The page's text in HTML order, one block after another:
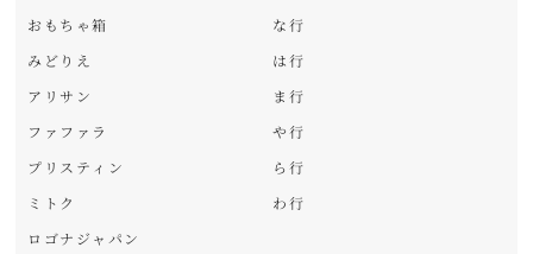
おもちゃ箱
みどりえ
アリサン
ファファラ
プリスティン
ミトク
ロゴナジャパン
な行
は行
ま行
や行
ら行
わ行